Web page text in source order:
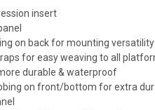
insert
on back for mounting versatility
for easy weaving to all
durable & waterproof
on front/bottom for extra